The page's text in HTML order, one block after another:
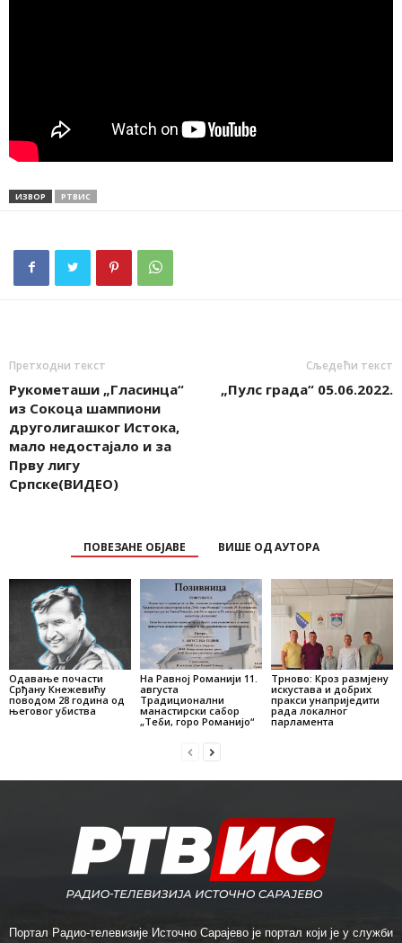
ИЗВОР РТВИС
Претходни текст
Рукометаши „Гласинца“
из Сокоца шампиони
друголигашког Истока,
мало недостајало и за
Прву лигу
Српске(ВИДЕО)
Сљедећи текст
„Пулс града“ 05.06.2022.
ПОВЕЗАНЕ ОБЈАВЕ ВИШЕ ОД АУТОРА
Одавање почасти
Срђану Кнежевићу
поводом 28 година од
његовог убиства
На Равној Романији 11.
августа
Традиционални
манастирски сабор
„Теби, горо Романијо“
Трново: Кроз размјену
искустава и добрих
пракси унаприједити
рада локалног
парламента
Портал Радио-телевизије Источно Сарајево је портал који је у служби